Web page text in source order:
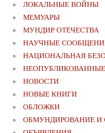
ЛОКАЛЬНЫЕ ВОЙНЫ
МЕМУАРЫ
МУНДИР ОТЕЧЕСТВА
НАУЧНЫЕ
НАЦИОНАЛЬНАЯ
НОВОСТИ
НОВЫЕ КНИГИ
ОБЛОЖКИ
ОБМУНДИРОВАНИЕ И